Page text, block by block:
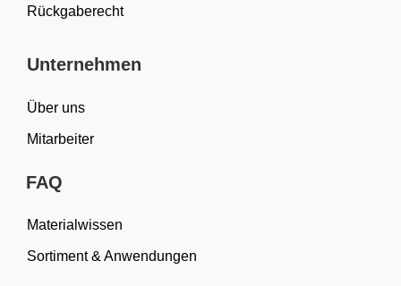
Rückgaberecht
Unternehmen
Über uns
Mitarbeiter
FAQ
Materialwissen
Sortiment & Anwendungen